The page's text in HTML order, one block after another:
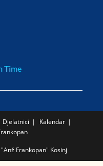
Time
Djelatnici
Kalendar
Frankopan" Kosinj